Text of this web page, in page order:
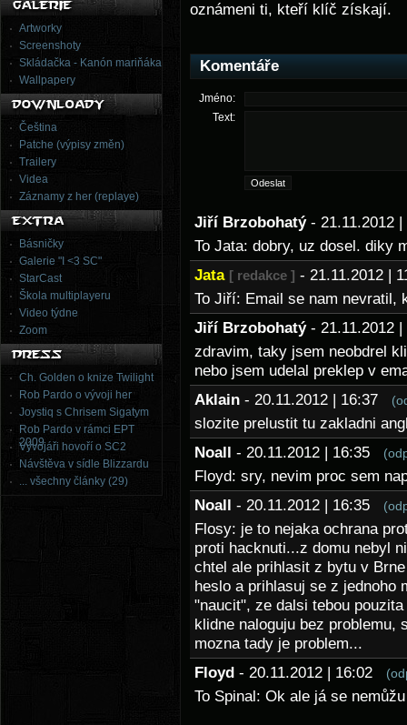
Artworky
Screenshoty
Skládačka - Kanón mariňáka
Wallpapery
Čeština
Patche (výpisy změn)
Trailery
Videa
Záznamy z her (replaye)
Básničky
Galerie "I <3 SC"
StarCast
Škola multiplayeru
Video týdne
Zoom
Ch. Golden o knize Twilight
Rob Pardo o vývoji her
Joystiq s Chrisem Sigatym
Rob Pardo v rámci EPT
2009
Vývojáři hovoří o SC2
Návštěva v sídle Blizzardu
... všechny články (29)
oznámeni ti, kteří klíč získají.
Komentáře
Jméno:
Text:
Jiří Brzobohatý -
To Jata: dobry, uz dosel. diky
Jata [ redakce ] - 21.11.2012 |
To Jiří: Email se nam nevratil,
Jiří Brzobohatý - 21.11.2012
zdravim, taky jsem neobdrel
nebo jsem udelal preklep v
Aklain - 20.11.2012 | 16:37
slozite prelustit tu zakladni
Noall - 20.11.2012 | 16:35
Floyd: sry, nevim proc sem
Noall - 20.11.2012 | 16:35
Flosy: je to nejaka ochrana
proti hacknuti...z domu nebyl
chtel ale prihlasit z bytu v
heslo a prihlasuj se z jednoho
"naucit", ze dalsi tebou
klidne naloguju bez
mozna tady je problem...
Floyd - 20.11.2012 | 16:02
To Spinal: Ok ale já se